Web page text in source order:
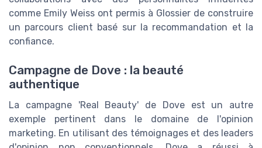
comme Emily Weiss ont permis à Glossier de construire
un parcours client basé sur la recommandation et la
confiance.
Campagne de Dove : la beauté
authentique
La campagne 'Real Beauty' de Dove est un autre
exemple pertinent dans le domaine de l'opinion
marketing. En utilisant des témoignages et des leaders